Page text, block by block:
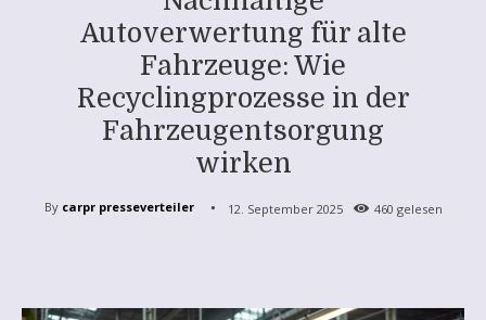
Autoverwertung für alte
Fahrzeuge: Wie
Recyclingprozesse in der
Fahrzeugentsorgung
wirken
By carpr presseverteiler 12. September 2025 460 gelesen